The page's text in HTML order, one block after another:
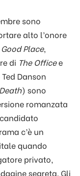
sono
alto l’onore
Good Place,
di The Officee
Ted Danson
) sono
romanzata
c’è un
quando
privato,
segreta. Gli